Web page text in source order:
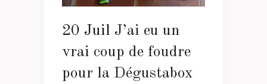
20 Juil J’ai eu un
vrai coup de foudre
pour la Dégustabox